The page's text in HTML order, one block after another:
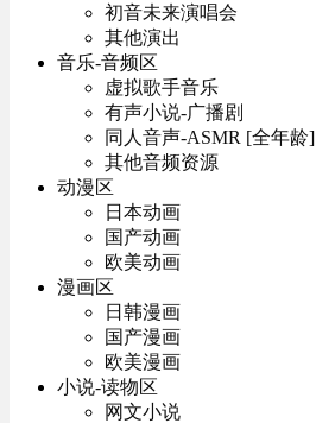
初音未来演唱会
其他演出
音乐-音频区
虚拟歌手音乐
有声小说-广播剧
同人音声-ASMR [全年龄]
其他音频资源
动漫区
日本动画
国产动画
欧美动画
漫画区
日韩漫画
国产漫画
欧美漫画
小说-读物区
网文小说